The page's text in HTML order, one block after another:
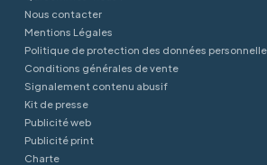
Nous contacter
Mentions Légales
Politique de protection des données
Conditions générales de vente
Signalement contenu abusif
Kit de presse
Publicité web
Publicité print
Charte